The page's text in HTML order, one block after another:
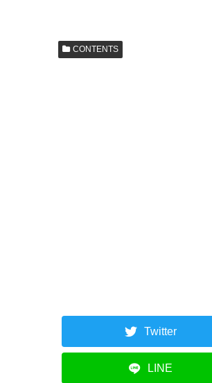
CONTENTS
Twitter
LINE